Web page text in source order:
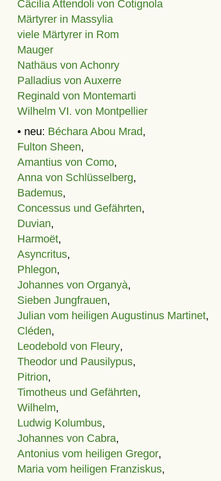
Cäcilia Attendoli von Cotignola
Märtyrer in Massylia
viele Märtyrer in Rom
Mauger
Nathäus von Achonry
Palladius von Auxerre
Reginald von Montemarti
Wilhelm VI. von Montpellier
• neu: Béchara Abou Mrad,
Fulton Sheen,
Amantius von Como,
Anna von Schlüsselberg,
Bademus,
Concessus und Gefährten,
Duvian,
Harmoët,
Asyncritus,
Phlegon,
Johannes von Organyà,
Sieben Jungfrauen,
Julian vom heiligen Augustinus Martinet,
Cléden,
Leodebold von Fleury,
Theodor und Pausilypus,
Pitrion,
Timotheus und Gefährten,
Wilhelm,
Ludwig Kolumbus,
Johannes von Cabra,
Antonius vom heiligen Gregor,
Maria vom heiligen Franziskus,